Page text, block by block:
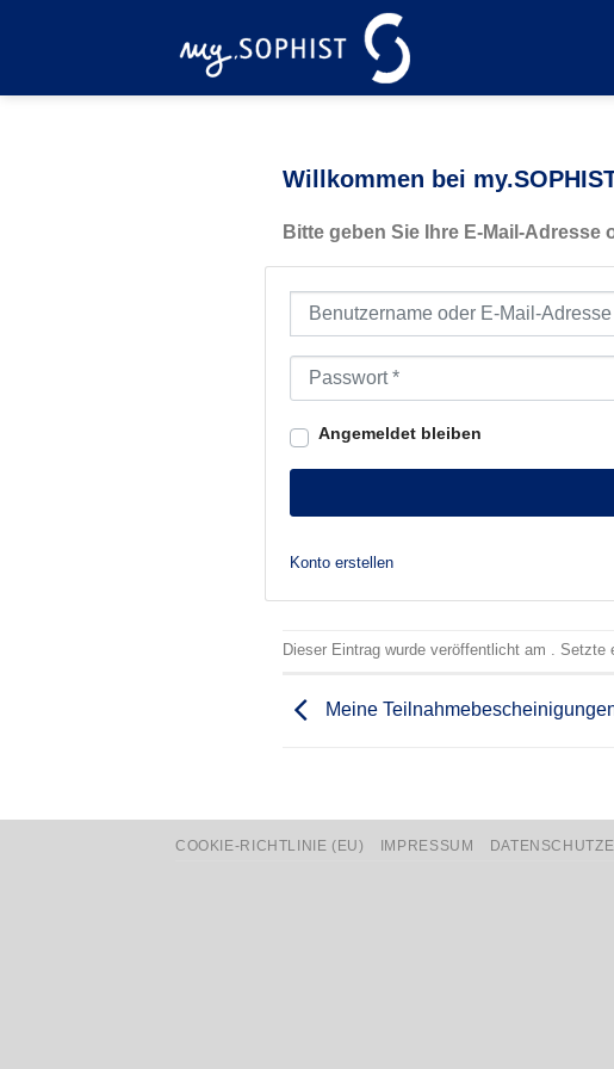
Willkommen bei
Bitte geben Sie Ihre E-Mail-
Benutzername oder E-Mail-Adresse
Passwort
Angemeldet bleiben
Konto erstellen
Dieser Eintrag wurde veröffentlicht am . Setzte
Meine
COOKIE-RICHTLINIE (EU) IMPRESSUM